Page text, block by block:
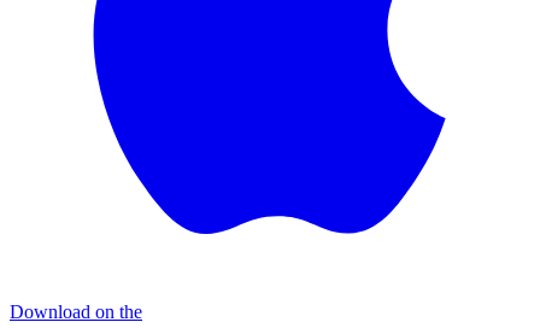
Download on the